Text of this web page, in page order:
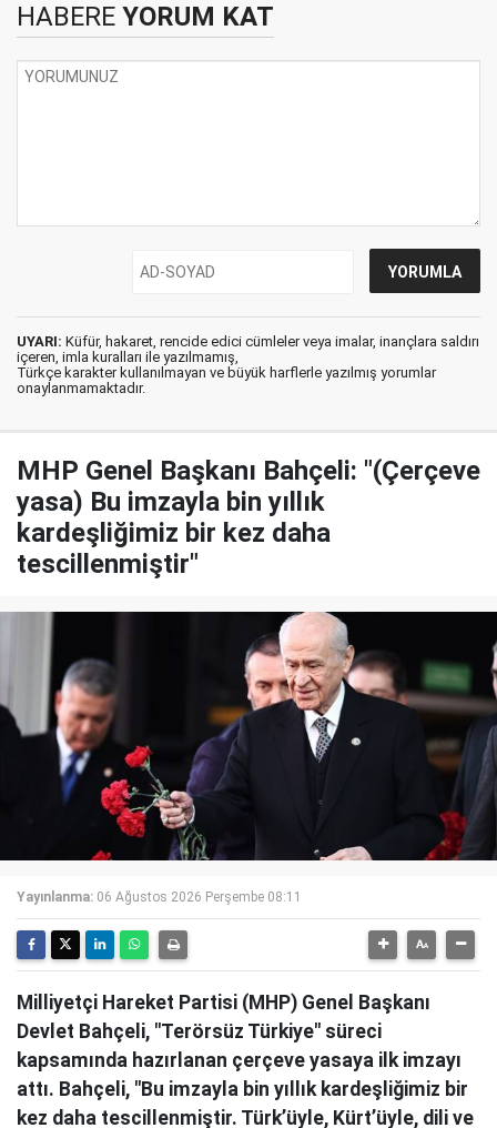
HABERE YORUM KAT
UYARI: Küfür, hakaret, rencide edici cümleler veya imalar, inançlara saldırı
içeren, imla kuralları ile yazılmamış,
Türkçe karakter kullanılmayan ve büyük harflerle yazılmış yorumlar
onaylanmamaktadır.
MHP Genel Başkanı Bahçeli: "(Çerçeve
yasa) Bu imzayla bin yıllık
kardeşliğimiz bir kez daha
tescillenmiştir"
Yayınlanma: 06 Ağustos 2026 Perşembe 08:11
Milliyetçi Hareket Partisi (MHP) Genel Başkanı
Devlet Bahçeli, "Terörsüz Türkiye" süreci
kapsamında hazırlanan çerçeve yasaya ilk imzayı
attı. Bahçeli, "Bu imzayla bin yıllık kardeşliğimiz bir
kez daha tescillenmiştir. Türk’üyle, Kürt’üyle, dili ve